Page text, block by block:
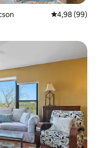
Évaluation
4,98 (99)
appréciés